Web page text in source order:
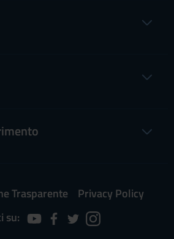
Trasparente
Privacy Policy
su: